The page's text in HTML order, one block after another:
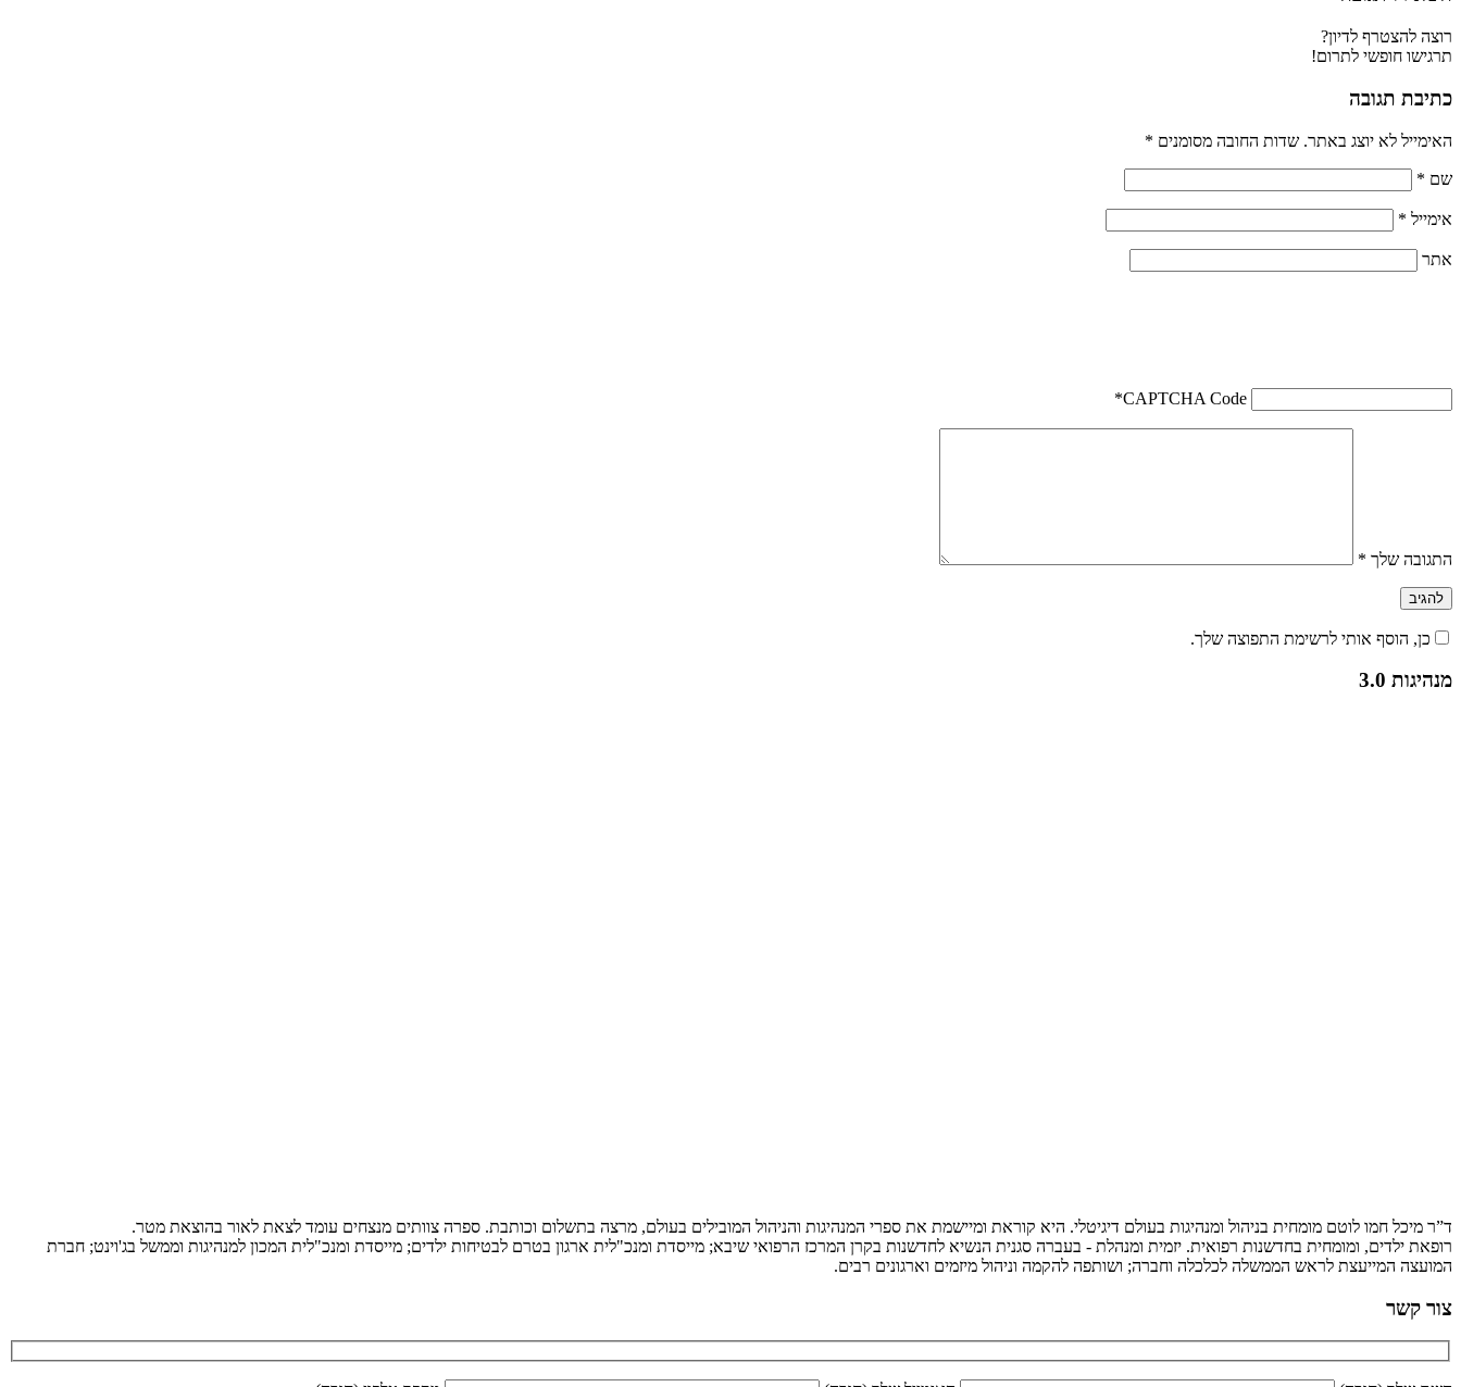
רוצה להצטרף לדיון?
תרגישו חופשי לתרום!
כתיבת תגובה
האימייל לא יוצג באתר. שדות החובה מסומנים *
שם *
אימייל *
אתר
CAPTCHA Code
*
התגובה שלך *
כן, הוסף אותי לרשימת התפוצה שלך.
מנהיגות 3.0
ד”ר מיכל חמו לוטם מומחית בניהול ומנהיגות בעולם דיגיטלי. היא קוראת ומיישמת את ספרי המנהיגות והניהול המובילים בעולם, מרצה בתשלום וכותבת. ספרה צוותים מנצחים עומד לצאת לאור בהוצאת מטר.
רופאת ילדים, ומומחית בחדשנות רפואית. יזמית ומנהלת - בעברה סגנית הנשיא לחדשנות בקרן המרכז הרפואי שיבא; מייסדת ומנכ"לית ארגון בטרם לבטיחות ילדים; מייסדת ומנכ"לית המכון למנהיגות וממשל בג'וינט; חברת
המועצה המייעצת לראש הממשלה לכלכלה וחברה; ושותפה להקמה וניהול מיזמים וארגונים רבים.
צור קשר